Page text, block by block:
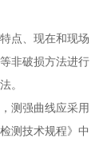
点、现在和现场
非破损方法进行
。
测强曲线应采用
测技术规程》中